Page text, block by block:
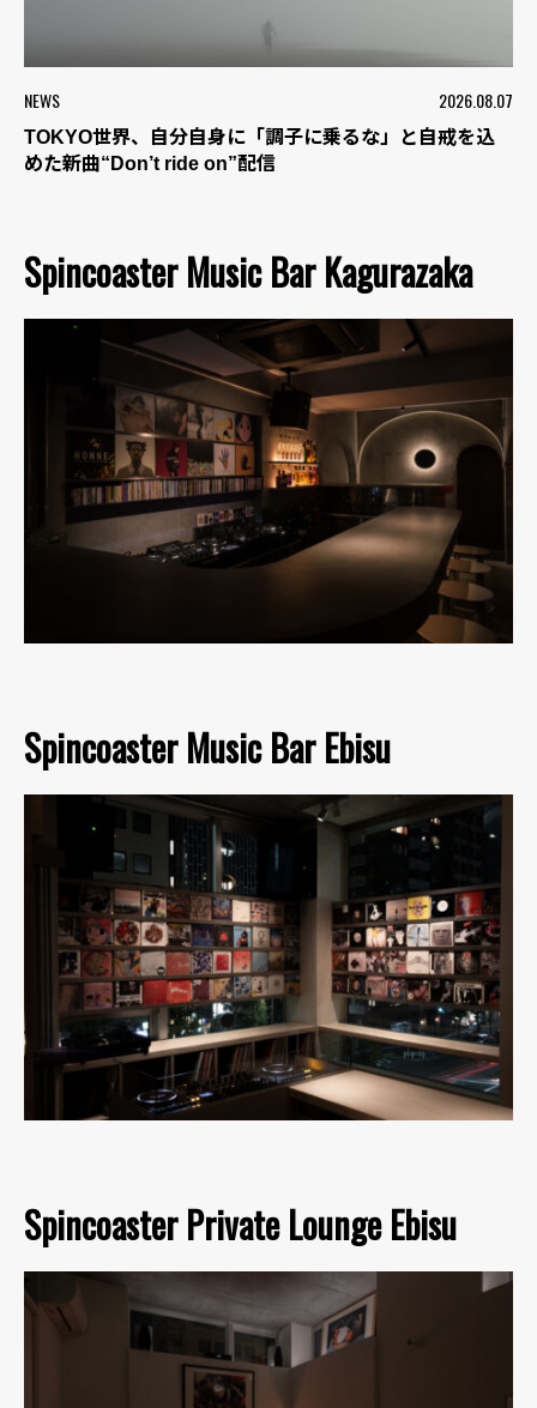
NEWS 2026.08.07
TOKYO世界、自分自身に「調子に乗るな」と自戒を込
めた新曲“Don’t ride on”配信
Spincoaster Music Bar Kagurazaka
Spincoaster Music Bar Ebisu
Spincoaster Private Lounge Ebisu